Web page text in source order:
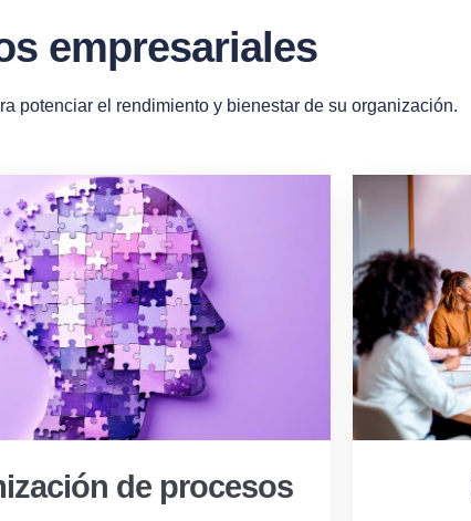
empresariales
potenciar el rendimiento y bienestar de su organización.
de procesos